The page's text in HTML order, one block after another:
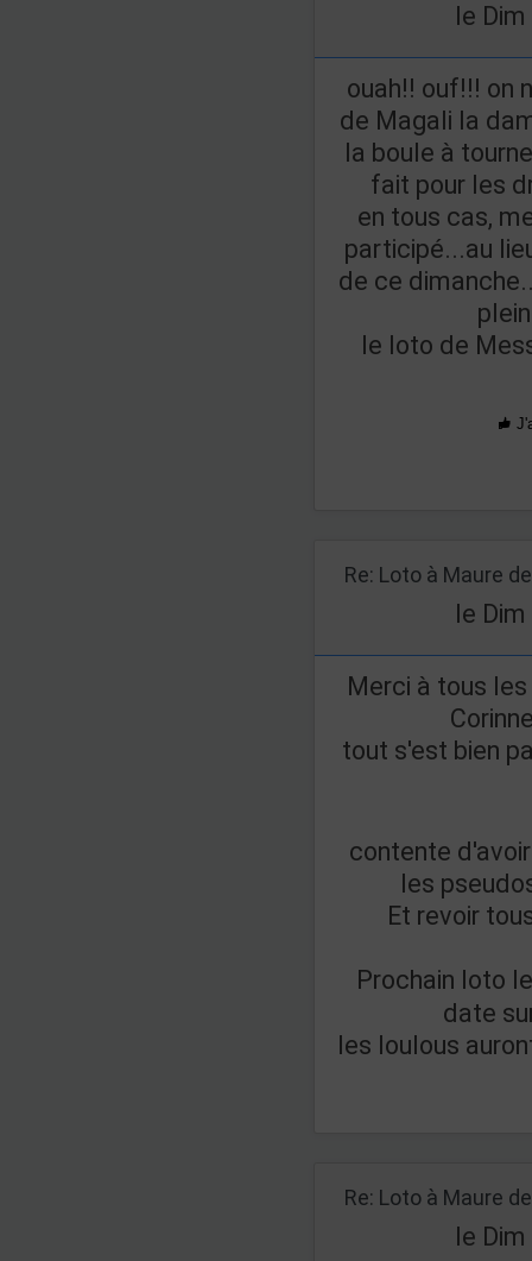
le
ouah!! ouf!!! on
de Magali la
la boule à
fait pour les
en tous cas,
participé...au
de ce
le loto de
le
Merci à tous
tout s'est bien
contente
les
Et revoir
Prochain loto
date
les loulous
le